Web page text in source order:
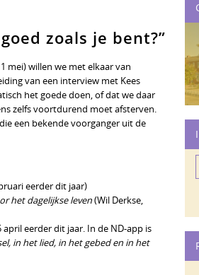
zoals je bent?”
mei) willen we met elkaar van
van een interview met Kees
het goede doen, of dat we daar
zelfs voortdurend moet afsterven.
een bekende voorganger uit de
eerder dit jaar)
het dagelijkse leven(Wil Derkse,
eerder dit jaar. In de ND-app is
in het lied, in het gebed en in het